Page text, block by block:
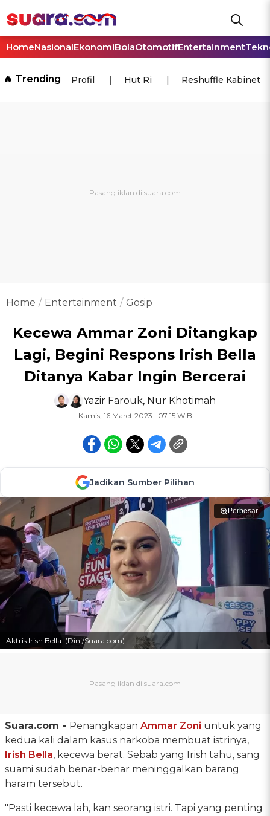
HomeNasionalEkonomiBolaOtomotifEntertainment
🔥 Trending Profil Hut Ri Reshuffle Kabinet
Home Entertainment Gosip
Kecewa Ammar Zoni Ditangkap
Lagi, Begini Respons Irish Bella
Ditanya Kabar Ingin Bercerai
Yazir Farouk, Nur Khotimah
Kamis, 16 Maret 2023 | 07:15 WIB
Jadikan Sumber Pilihan
Perbesar
Aktris Irish Bella. (Dini/Suara.com)
Suara.com - Penangkapan Ammar Zoni untuk yang
kedua kali dalam kasus narkoba membuat istrinya,
Irish Bella, kecewa berat. Sebab yang Irish tahu, sang
suami sudah benar-benar meninggalkan barang
haram tersebut.
"Pasti kecewa lah, kan seorang istri. Tapi yang penting